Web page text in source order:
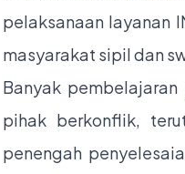
pelaksanaan layanan
masyarakat sipil dan
Banyak
pihak berkonflik,
penengah